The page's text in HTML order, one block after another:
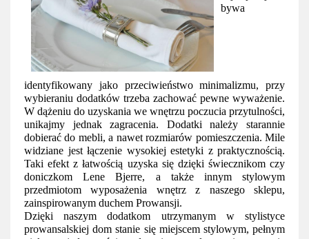
bywa
identyfikowany jako przeciwieństwo minimalizmu, przy
wybieraniu dodatków trzeba zachować pewne wyważenie.
W dążeniu do uzyskania we wnętrzu poczucia przytulności,
unikajmy jednak zagracenia. Dodatki należy starannie
dobierać do mebli, a nawet rozmiarów pomieszczenia. Mile
widziane jest łączenie wysokiej estetyki z praktycznością.
Taki efekt z łatwością uzyska się dzięki świecznikom czy
doniczkom Lene Bjerre, a także innym stylowym
przedmiotom wyposażenia wnętrz z naszego sklepu,
zainspirowanym duchem Prowansji.
Dzięki naszym dodatkom utrzymanym w stylistyce
prowansalskiej dom stanie się miejscem stylowym, pełnym